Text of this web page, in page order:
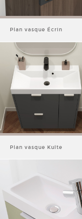
Plan vasque Écrin
Plan vasque Kulte